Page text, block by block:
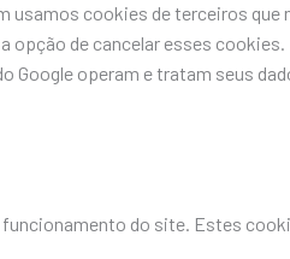
cookies de terceiros
de cancelar esses
Google operam e tratam seus
do site. Estes